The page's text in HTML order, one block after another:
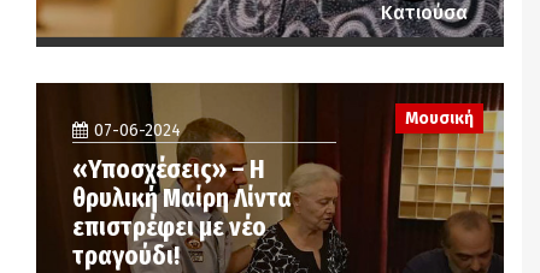
Κατιούσα
07-06-2024
«Υποσχέσεις» – Η
θρυλική Μαίρη Λίντα
επιστρέφει με νέο
τραγούδι!
Μουσική